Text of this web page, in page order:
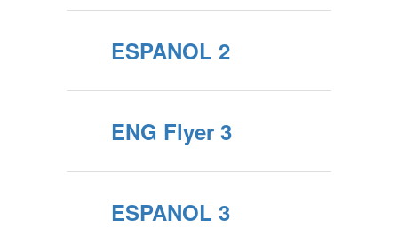
ESPANOL 2
ENG Flyer 3
ESPANOL 3